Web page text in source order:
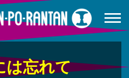
は忘れて